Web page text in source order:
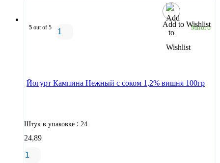
Add to Wishlist
5 out of 5 Много
Йогурт Кампина Нежный с соком 1,2% вишня 100гр
Штук в упаковке : 24
24,89